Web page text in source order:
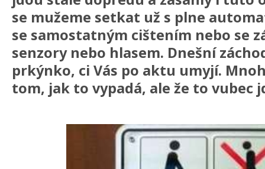
se mužeme setkat už s plne
se samostatným cištením nebo se
senzory nebo hlasem. Dnešní
prkýnko, ci Vás po aktu umyjí.
tom, jak to vypadá, ale že to vubec